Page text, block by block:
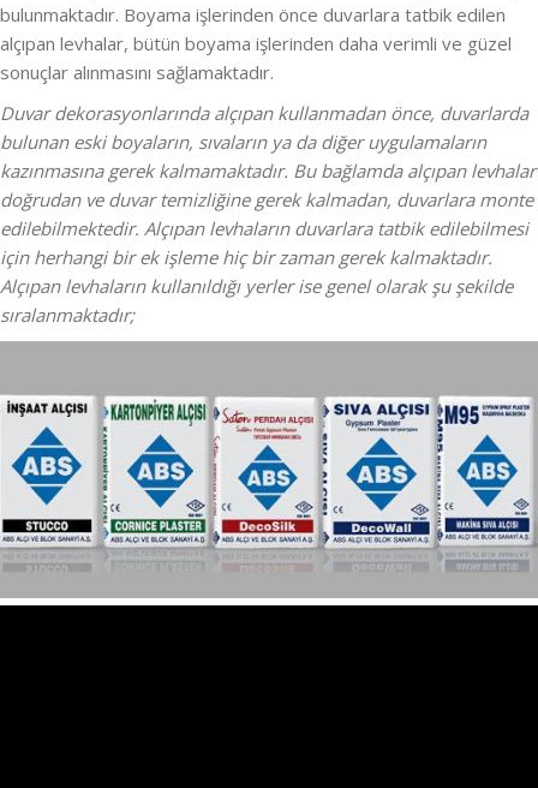
bulunmaktadır. Boyama işlerinden önce duvarlara tatbik edilen
alçıpan levhalar, bütün boyama işlerinden daha verimli ve güzel
sonuçlar alınmasını sağlamaktadır.
Duvar dekorasyonlarında alçıpan kullanmadan önce, duvarlarda
bulunan eski boyaların, sıvaların ya da diğer uygulamaların
kazınmasına gerek kalmamaktadır. Bu bağlamda alçıpan levhalar
doğrudan ve duvar temizliğine gerek kalmadan, duvarlara monte
edilebilmektedir. Alçıpan levhaların duvarlara tatbik edilebilmesi
için herhangi bir ek işleme hiç bir zaman gerek kalmaktadır.
Alçıpan levhaların kullanıldığı yerler ise genel olarak şu şekilde
sıralanmaktadır;